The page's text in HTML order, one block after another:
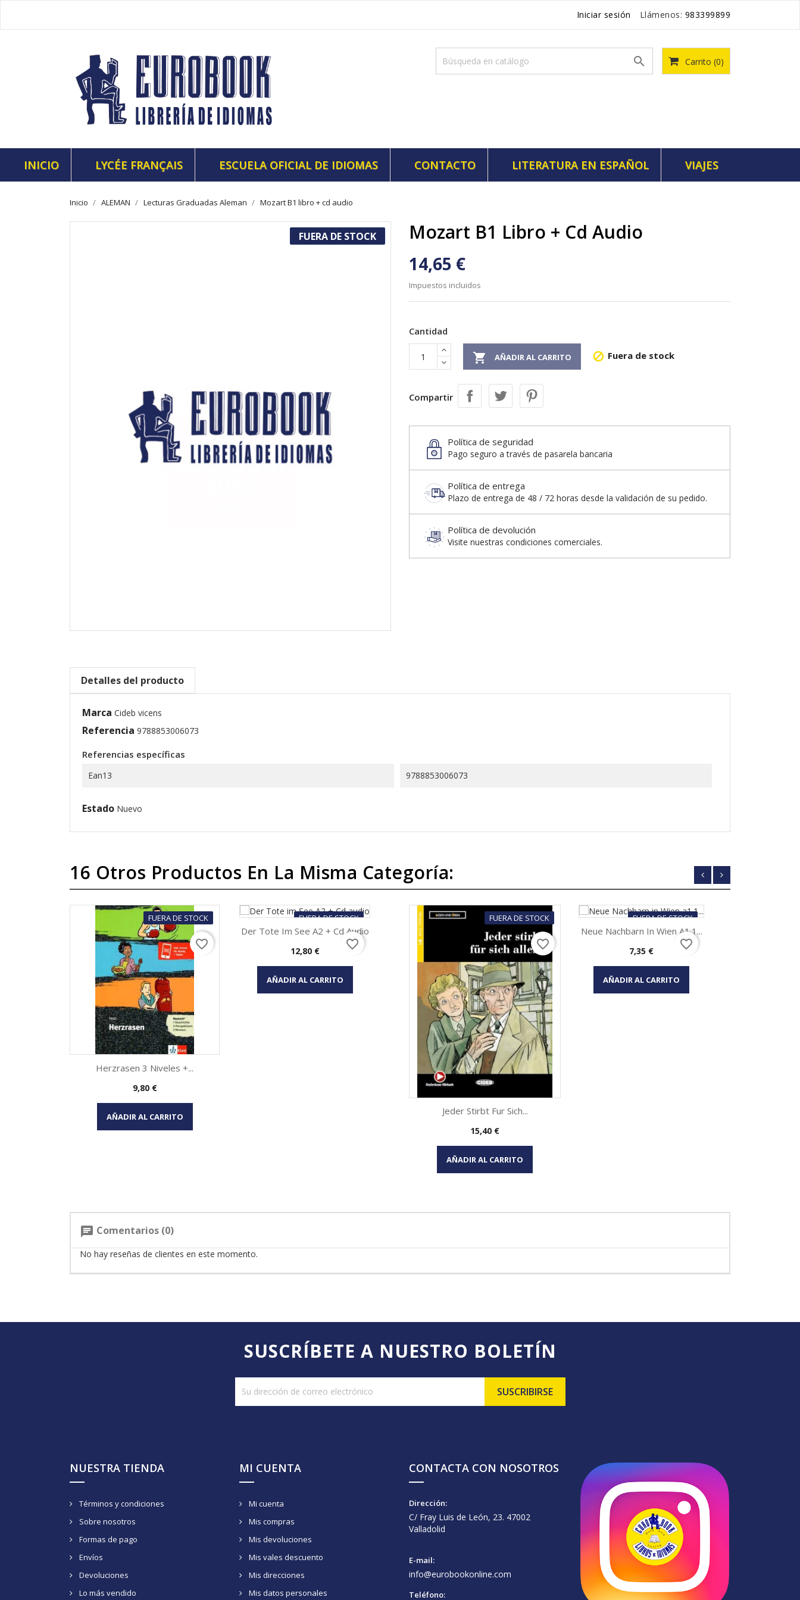
Iniciar sesión Llámenos: 983399899
Carrito (0)

INICIO LYCÉE FRANÇAIS ESCUELA OFICIAL DE IDIOMAS CONTACTO LITERATURA EN ESPAÑOL VIAJES
Inicio ALEMAN Lecturas Graduadas Aleman Mozart B1 libro + cd audio
FUERA DE STOCK Mozart B1 Libro + Cd Audio
14,65 €
Impuestos incluidos
Cantidad
 AÑADIR AL CARRITO  Fuera de stock
Compartir
Política de seguridad
Pago seguro a través de pasarela bancaria
Política de entrega
Plazo de entrega de 48 / 72 horas desde la validación de su pedido.
Política de devolución
Visite nuestras condiciones comerciales.
Detalles del producto
Marca Cideb vicens
Referencia 9788853006073
Referencias específicas
Ean13 9788853006073
Estado Nuevo
16 Otros Productos En La Misma Categoría:
FUERA DE STOCK
Vista rápida
Herzrasen 3 Niveles +...
Precio
9,80 €
AÑADIR AL CARRITO
favorite_border
FUERA DE STOCK
Vista rápida
Der Tote Im See A2 + Cd Audio
Precio
12,80 €
AÑADIR AL CARRITO
favorite_border
FUERA DE STOCK
Vista rápida
Jeder Stirbt Fur Sich...
Precio
15,40 €
AÑADIR AL CARRITO
favorite_border
FUERA DE STOCK
Vista rápida
Neue Nachbarn In Wien A1.1...
Precio
7,35 €
AÑADIR AL CARRITO
favorite_border
chat Comentarios (0)
No hay reseñas de clientes en este momento.
SUSCRÍBETE A NUESTRO BOLETÍN
NUESTRA TIENDA
Términos y condiciones
Sobre nosotros
Formas de pago
Envíos
Devoluciones
Lo más vendido
MI CUENTA
Mi cuenta
Mis compras
Mis devoluciones
Mis vales descuento
Mis direcciones
Mis datos personales
CONTACTA CON NOSOTROS
Dirección:
C/ Fray Luis de León, 23. 47002
Valladolid
E-mail:
info@eurobookonline.com
Teléfono: